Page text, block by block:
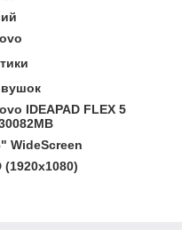
вушок
IDEAPAD FLEX 5
WideScreen
(1920x1080)